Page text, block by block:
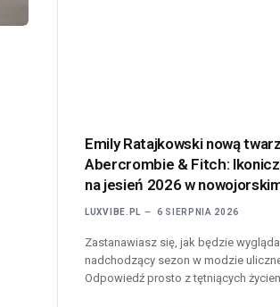
Emily Ratajkowski nową
Abercrombie & Fitch:
na jesień 2026 w
LUXVIBE.PL 6 SIERPNIA 2026
Zastanawiasz się, jak będzie
nadchodzący sezon w modzie
Odpowiedź prosto z tętniących